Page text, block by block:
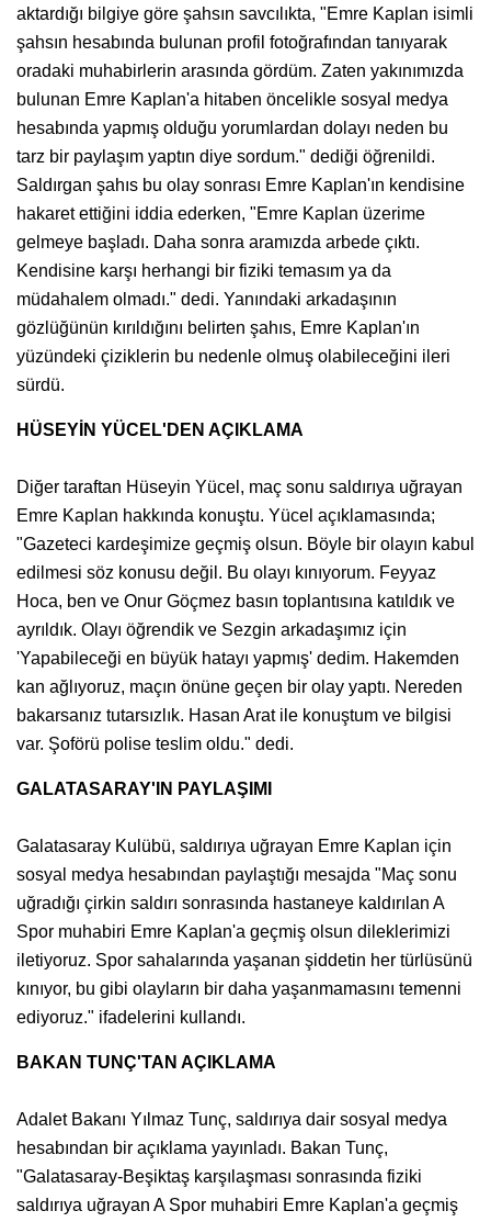
aktardığı bilgiye göre şahsın savcılıkta, "Emre Kaplan isimli
şahsın hesabında bulunan profil fotoğrafından tanıyarak
oradaki muhabirlerin arasında gördüm. Zaten yakınımızda
bulunan Emre Kaplan'a hitaben öncelikle sosyal medya
hesabında yapmış olduğu yorumlardan dolayı neden bu
tarz bir paylaşım yaptın diye sordum." dediği öğrenildi.
Saldırgan şahıs bu olay sonrası Emre Kaplan'ın kendisine
hakaret ettiğini iddia ederken, "Emre Kaplan üzerime
gelmeye başladı. Daha sonra aramızda arbede çıktı.
Kendisine karşı herhangi bir fiziki temasım ya da
müdahalem olmadı." dedi. Yanındaki arkadaşının
gözlüğünün kırıldığını belirten şahıs, Emre Kaplan'ın
yüzündeki çiziklerin bu nedenle olmuş olabileceğini ileri
sürdü.
HÜSEYİN YÜCEL'DEN AÇIKLAMA
Diğer taraftan Hüseyin Yücel, maç sonu saldırıya uğrayan
Emre Kaplan hakkında konuştu. Yücel açıklamasında;
"Gazeteci kardeşimize geçmiş olsun. Böyle bir olayın kabul
edilmesi söz konusu değil. Bu olayı kınıyorum. Feyyaz
Hoca, ben ve Onur Göçmez basın toplantısına katıldık ve
ayrıldık. Olayı öğrendik ve Sezgin arkadaşımız için
'Yapabileceği en büyük hatayı yapmış' dedim. Hakemden
kan ağlıyoruz, maçın önüne geçen bir olay yaptı. Nereden
bakarsanız tutarsızlık. Hasan Arat ile konuştum ve bilgisi
var. Şoförü polise teslim oldu." dedi.
GALATASARAY'IN PAYLAŞIMI
Galatasaray Kulübü, saldırıya uğrayan Emre Kaplan için
sosyal medya hesabından paylaştığı mesajda "Maç sonu
uğradığı çirkin saldırı sonrasında hastaneye kaldırılan A
Spor muhabiri Emre Kaplan'a geçmiş olsun dileklerimizi
iletiyoruz. Spor sahalarında yaşanan şiddetin her türlüsünü
kınıyor, bu gibi olayların bir daha yaşanmamasını temenni
ediyoruz." ifadelerini kullandı.
BAKAN TUNÇ'TAN AÇIKLAMA
Adalet Bakanı Yılmaz Tunç, saldırıya dair sosyal medya
hesabından bir açıklama yayınladı. Bakan Tunç,
"Galatasaray-Beşiktaş karşılaşması sonrasında fiziki
saldırıya uğrayan A Spor muhabiri Emre Kaplan'a geçmiş